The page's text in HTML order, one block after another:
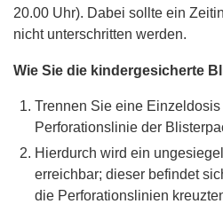
20.00 Uhr). Dabei sollte ein
nicht unterschritten werden.
Wie Sie die kindergesicherte
Trennen Sie eine
Perforationslinie der
Hierdurch wird ein
erreichbar; dieser befindet
die Perforationslinien